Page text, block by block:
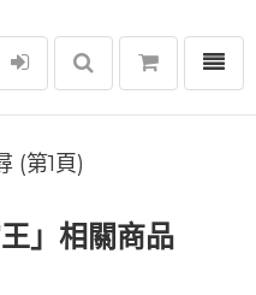
選單
(第1頁)
」相關商品